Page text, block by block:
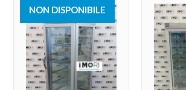
VENDUTO
NON DISPONIBILE